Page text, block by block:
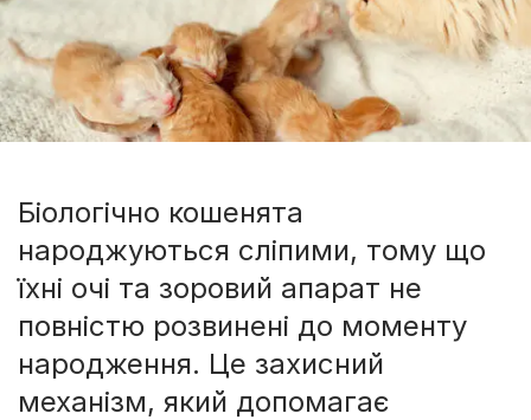
Біологічно кошенята
народжуються сліпими, тому що
їхні очі та зоровий апарат не
повністю розвинені до моменту
народження. Це захисний
механізм, який допомагає